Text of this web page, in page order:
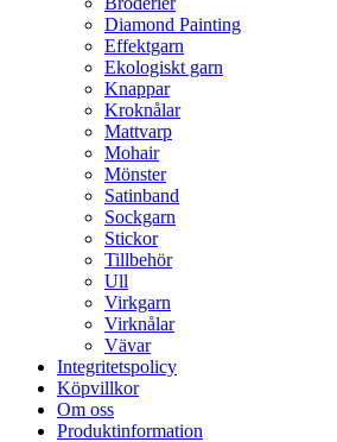
Diamond Painting
Effektgarn
Ekologiskt garn
Knappar
Kroknålar
Mattvarp
Mohair
Mönster
Satinband
Sockgarn
Stickor
Tillbehör
Ull
Virkgarn
Virknålar
Vävar
Integritetspolicy
Köpvillkor
Om oss
Produktinformation